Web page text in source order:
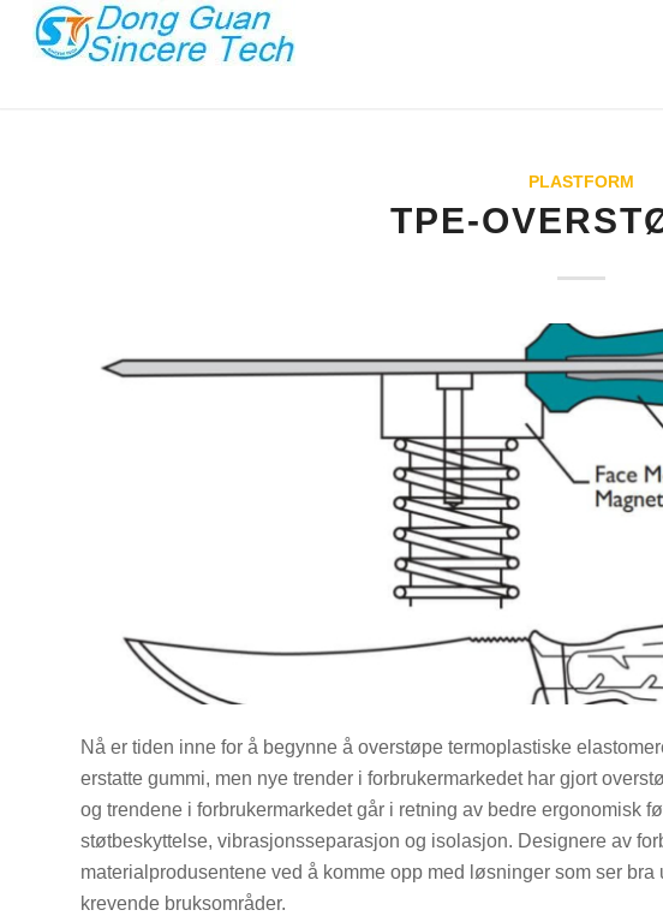
PLASTFORM
TPE-
Nå er tiden inne for å begynne å overstøpe termoplastiske
erstatte gummi, men nye trender i forbrukermarkedet har gjort
og trendene i forbrukermarkedet går i retning av bedre ergonomisk
støtbeskyttelse, vibrasjonsseparasjon og isolasjon. Designere av
materialprodusentene ved å komme opp med løsninger som ser
krevende bruksområder.